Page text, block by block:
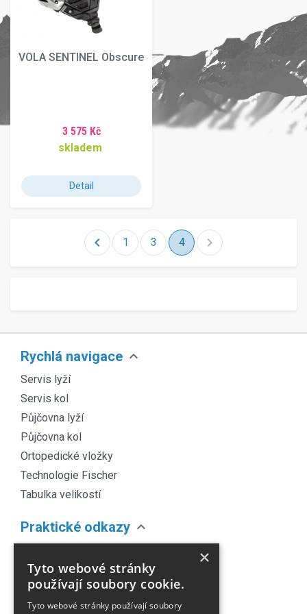
VOLA SENTINEL Obscure
3 575 Kč
skladem
Detail
chevron_left 1 3 4 chevron_right
Rychlá navigace expand_more
Servis lyží
Servis kol
Půjčovna lyží
Půjčovna kol
Ortopedické vložky
Technologie Fischer
Tabulka velikostí
Praktické odkazy expand_more
Náš Blog
Obchodní podmínky
Časté dotazy
×
Tyto webové stránky
používají soubory cookie.
Tyto webové stránky používají soubory